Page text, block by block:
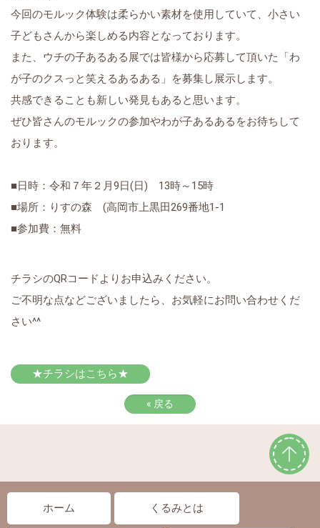
今回のモルック体験は柔らかい素材を使用していて、小さい
子どもさんから楽しめる内容となっております。
また、ウチの子あるある展では皆様から応募して頂いた「わ
が子のクスっと笑えるあるある」を募集し展示します。
共感できることも新しい発見もあると思います。
ぜひ皆さんのモルックの参加やわが子あるあるをお待ちして
おります。
■日時：令和７年２月9日(日) 13時～ 15時
■場所：りすの森 (高岡市上黒田269番地1-1
■参加費：無料
チラシのQRコードよりお申込みください。
ご不明な点などございましたら、お気軽にお問い合わせくだ
さい^^
★チラシはこちら★
« 戻る
ホーム くるみとは